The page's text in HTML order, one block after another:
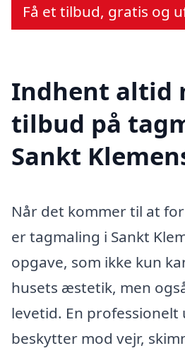
Få et tilbud, gratis og
Indhent altid
tilbud på
Sankt
Når det kommer til at
er tagmaling i Sankt
opgave, som ikke kun
husets æstetik, men
levetid. En
beskytter mod vejr,